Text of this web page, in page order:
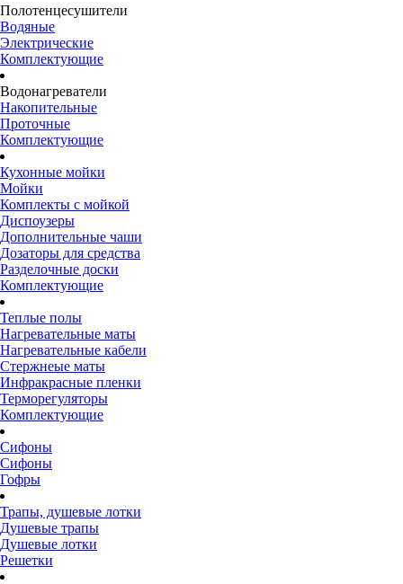
Полотенцесушители
Водяные
Электрические
Комплектующие
Водонагреватели
Накопительные
Проточные
Комплектующие
Кухонные мойки
Мойки
Комплекты с мойкой
Диспоузеры
Дополнительные чаши
Дозаторы для средства
Разделочные доски
Комплектующие
Теплые полы
Нагревательные маты
Нагревательные кабели
Стержнеые маты
Инфракрасные пленки
Терморегуляторы
Комплектующие
Сифоны
Сифоны
Гофры
Трапы, душевые лотки
Душевые трапы
Душевые лотки
Решетки